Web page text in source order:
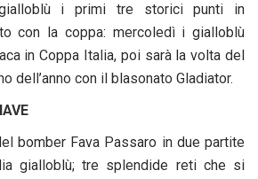
i primi tre storici punti in
con la coppa: mercoledì i gialloblù
in Coppa Italia, poi sarà la volta del
dell’anno con il blasonato Gladiator.
bomber Fava Passaro in due partite
gialloblù; tre splendide reti che si